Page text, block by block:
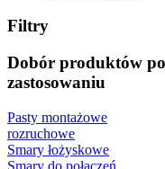
Filtry
Dobór produktów po
zastosowaniu
Pasty montażowe
rozruchowe
Smary łożyskowe
Smary do połączeń